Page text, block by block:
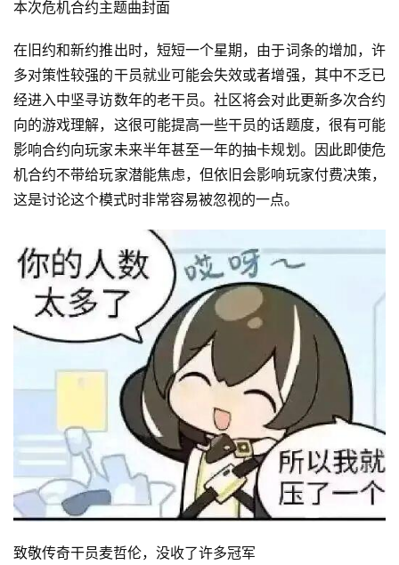
本次危机合约主题曲封面
在旧约和新约推出时，短短一个星期，由于词条的增加，许
多对策性较强的干员就业可能会失效或者增强，其中不乏已
经进入中坚寻访数年的老干员。社区将会对此更新多次合约
向的游戏理解，这很可能提高一些干员的话题度，很有可能
影响合约向玩家未来半年甚至一年的抽卡规划。因此即使危
机合约不带给玩家潜能焦虑，但依旧会影响玩家付费决策，
这是讨论这个模式时非常容易被忽视的一点。
致敬传奇干员麦哲伦，没收了许多冠军